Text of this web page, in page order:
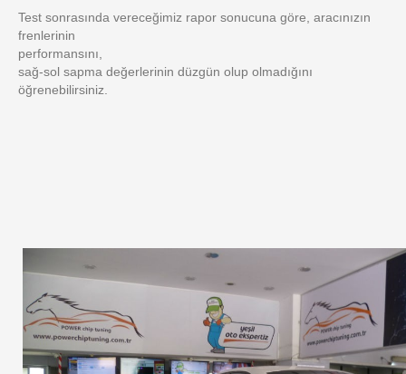
Test sonrasında vereceğimiz rapor sonucuna göre, aracınızın
frenlerinin
performansını,
sağ-sol sapma değerlerinin düzgün olup olmadığını
öğrenebilirsiniz.